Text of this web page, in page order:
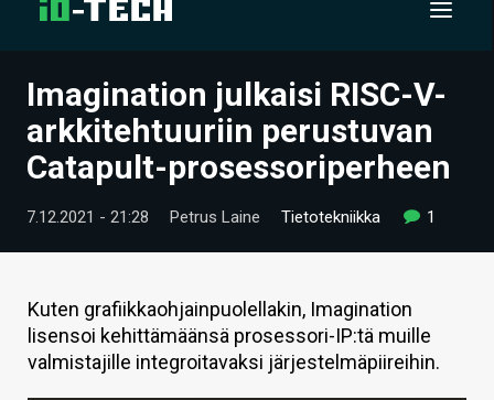
UUTISET
ARTIKKELIT
VIDEOT
TECHBBS
TIETOA
HINTA.FI
Imagination julkaisi RISC-V-
arkkitehtuuriin perustuvan
Catapult-prosessoriperheen
7.12.2021 - 21:28 Petrus Laine Tietotekniikka 1
Kuten grafiikkaohjainpuolellakin, Imagination
lisensoi kehittämäänsä prosessori-IP:tä muille
valmistajille integroitavaksi järjestelmäpiireihin.